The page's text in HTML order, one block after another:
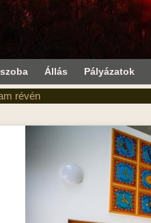
Állás Pályázatok
révén